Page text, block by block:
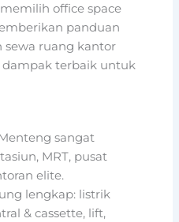
office space
panduan
sewa ruang kantor
terbaik untuk
sangat
MRT, pusat
elite.
lengkap: listrik
& cassette, lift,